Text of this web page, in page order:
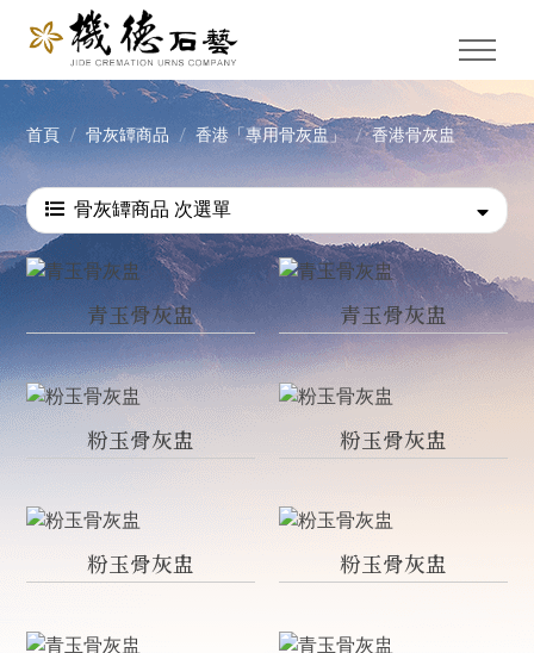
首頁 骨灰罈商品 香港「專用骨灰盅」 香港骨灰盅
骨灰罈商品 次選單
青玉骨灰盅 青玉骨灰盅
粉玉骨灰盅 粉玉骨灰盅
粉玉骨灰盅 粉玉骨灰盅